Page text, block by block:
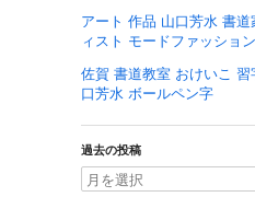
アート 作品 山口芳水 書
ィスト モードファッショ
佐賀 書道教室 おけいこ
口芳水 ボールペン字
過去の投稿